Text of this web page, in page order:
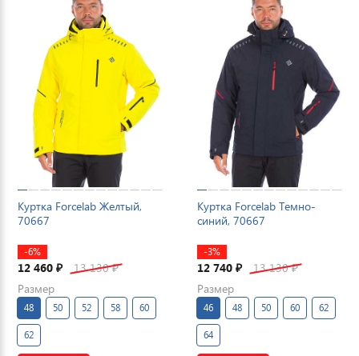
Куртка Forcelab Желтый,
70667
-6%
12 460 ₽ 13 130₽
Размер
48 50 52 58 60
62
Куртка Forcelab Темно-
синий, 70667
-3%
12 740 ₽ 13 130₽
Размер
46 48 50 60 62
64